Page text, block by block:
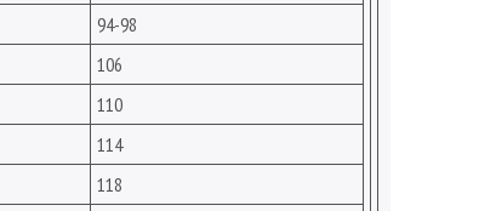
94-98
106
110
114
118